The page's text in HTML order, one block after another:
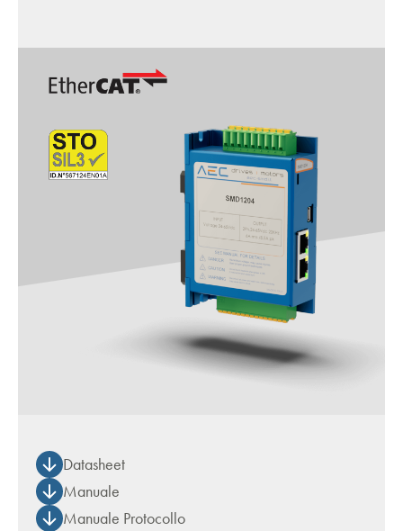
Datasheet
Manuale
Manuale Protocollo